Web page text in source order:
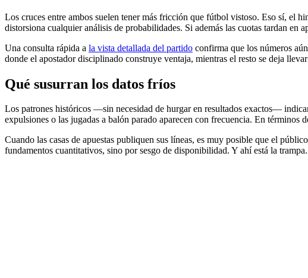
Los cruces entre ambos suelen tener más fricción que fútbol vistoso. Eso sí,
distorsiona cualquier análisis de probabilidades. Si además las cuotas tardan
Una consulta rápida a la vista detallada del partido confirma que los números
donde el apostador disciplinado construye ventaja, mientras el resto se deja
Qué susurran los datos fríos
Los patrones históricos —sin necesidad de hurgar en resultados exactos—
expulsiones o las jugadas a balón parado aparecen con frecuencia. En
Cuando las casas de apuestas publiquen sus líneas, es muy posible que el
fundamentos cuantitativos, sino por sesgo de disponibilidad. Y ahí está la trampa.